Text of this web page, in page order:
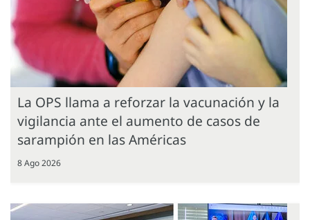
La OPS llama a reforzar la vacunación y la
vigilancia ante el aumento de casos de
sarampión en las Américas
8 Ago 2026